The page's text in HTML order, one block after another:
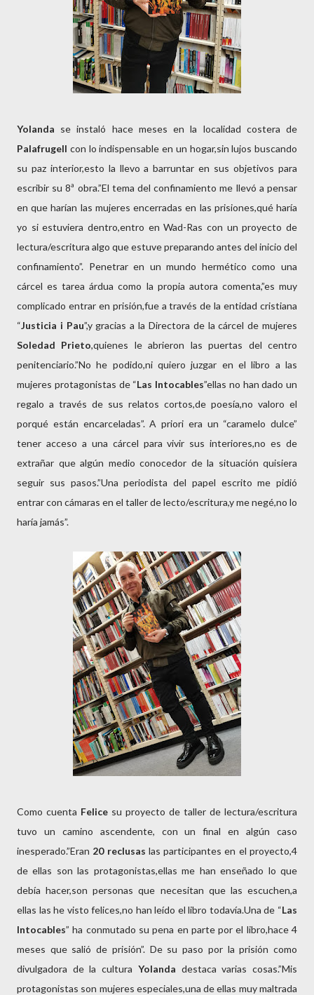
Yolanda se instaló hace meses en la localidad costera de
Palafrugell con lo indispensable en un hogar,sin lujos buscando
su paz interior,esto la llevo a barruntar en sus objetivos para
escribir su 8ª obra.”El tema del confinamiento me llevó a pensar
en que harían las mujeres encerradas en las prisiones,qué haría
yo si estuviera dentro,entro en Wad-Ras con un proyecto de
lectura/escritura algo que estuve preparando antes del inicio del
confinamiento”. Penetrar en un mundo hermético como una
cárcel es tarea árdua como la propia autora comenta,”es muy
complicado entrar en prisión,fue a través de la entidad cristiana
“Justicia i Pau”,y gracias a la Directora de la cárcel de mujeres
Soledad Prieto,quienes le abrieron las puertas del centro
penitenciario.”No he podido,ni quiero juzgar en el libro a las
mujeres protagonistas de “Las Intocables”ellas no han dado un
regalo a través de sus relatos cortos,de poesía,no valoro el
porqué están encarceladas”. A priori era un “caramelo dulce”
tener acceso a una cárcel para vivir sus interiores,no es de
extrañar que algún medio conocedor de la situación quisiera
seguir sus pasos.”Una periodista del papel escrito me pidió
entrar con cámaras en el taller de lecto/escritura,y me negé,no lo
haría jamás”.
Como cuenta Felice su proyecto de taller de lectura/escritura
tuvo un camino ascendente, con un final en algún caso
inesperado.”Eran 20 reclusas las participantes en el proyecto,4
de ellas son las protagonistas,ellas me han enseñado lo que
debía hacer,son personas que necesitan que las escuchen,a
ellas las he visto felices,no han leído el libro todavía.Una de “Las
Intocables” ha conmutado su pena en parte por el libro,hace 4
meses que salió de prisión”. De su paso por la prisión como
divulgadora de la cultura Yolanda destaca varias cosas.”Mis
protagonistas son mujeres especiales,una de ellas muy maltrada